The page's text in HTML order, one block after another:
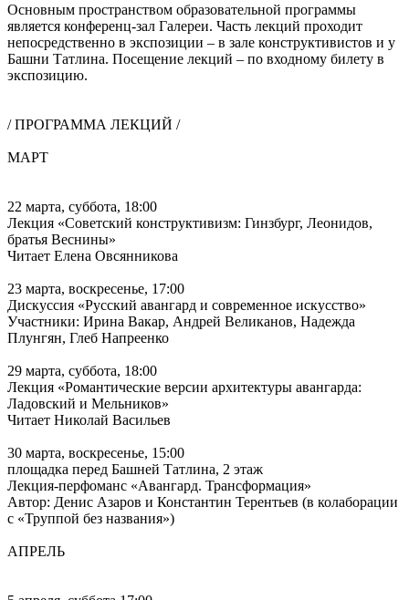
Основным пространством образовательной программы
является конференц-зал Галереи. Часть лекций проходит
непосредственно в экспозиции – в зале конструктивистов и у
Башни Татлина. Посещение лекций – по входному билету в
экспозицию.
/ ПРОГРАММА ЛЕКЦИЙ /
МАРТ
22 марта, суббота, 18:00
Лекция «Советский конструктивизм: Гинзбург, Леонидов,
братья Веснины»
Читает Елена Овсянникова
23 марта, воскресенье, 17:00
Дискуссия «Русский авангард и современное искусство»
Участники: Ирина Вакар, Андрей Великанов, Надежда
Плунгян, Глеб Напреенко
29 марта, суббота, 18:00
Лекция «Романтические версии архитектуры авангарда:
Ладовский и Мельников»
Читает Николай Васильев
30 марта, воскресенье, 15:00
площадка перед Башней Татлина, 2 этаж
Лекция-перфоманс «Авангард. Трансформация»
Автор: Денис Азаров и Константин Терентьев (в колаборации
с «Труппой без названия»)
АПРЕЛЬ